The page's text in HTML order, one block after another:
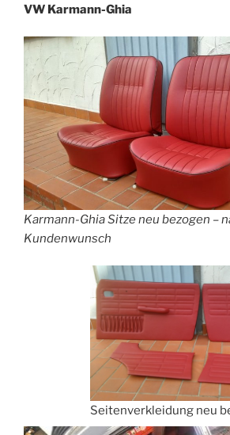
VW Karmann-Ghia
Karmann-Ghia Sitze neu bezogen –
Kundenwunsch
Seitenverkleidung neu